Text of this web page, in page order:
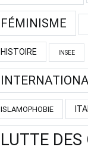
FÉMINISME
HISTOIRE INSEE
ISLAMOPHOBIE
LUTTE DES